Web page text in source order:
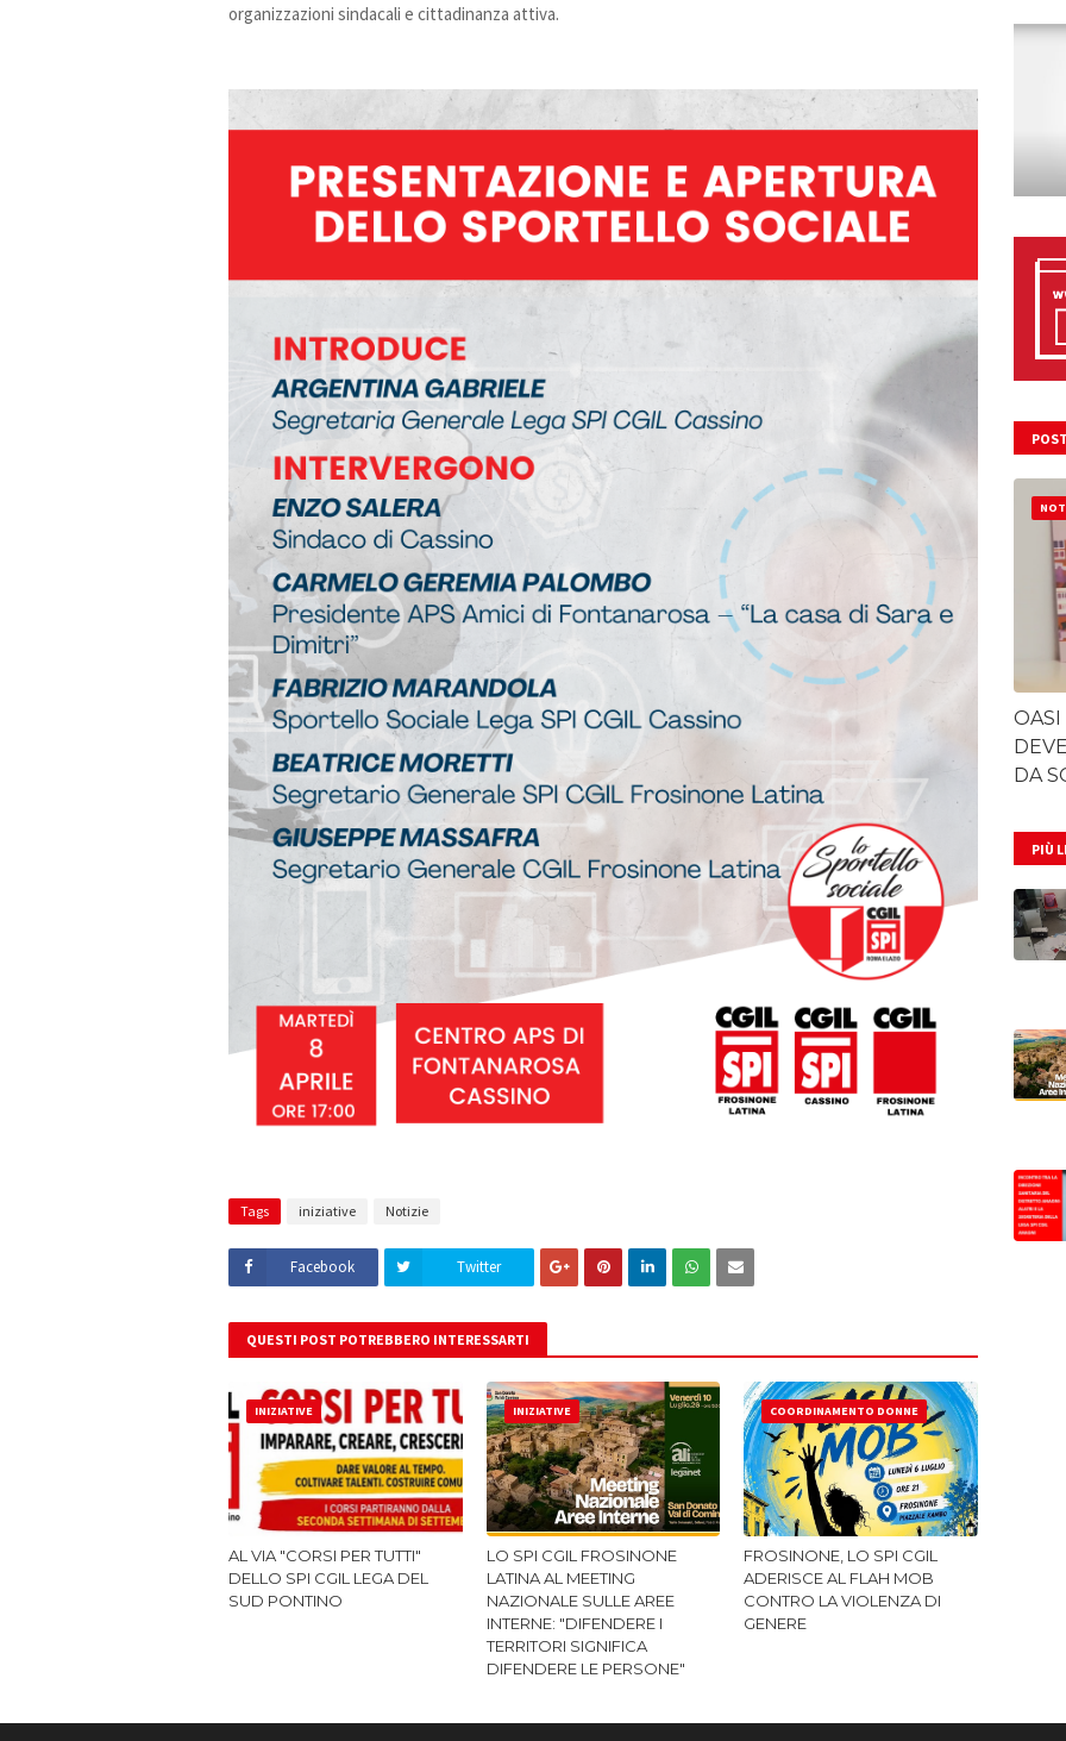
organizzazioni sindacali e cittadinanza attiva.
Tags iniziative Notizie
Facebook Twitter
QUESTI POST POTREBBERO INTERESSARTI
INIZIATIVE
AL VIA "CORSI PER TUTTI"
DELLO SPI CGIL LEGA DEL
SUD PONTINO
INIZIATIVE
LO SPI CGIL FROSINONE
LATINA AL MEETING
NAZIONALE SULLE AREE
INTERNE: "DIFENDERE I
TERRITORI SIGNIFICA
DIFENDERE LE PERSONE"
COORDINAMENTO DONNE
FROSINONE, LO SPI CGIL
ADERISCE AL FLAH MOB
CONTRO LA VIOLENZA DI
GENERE
DA
PIÙ